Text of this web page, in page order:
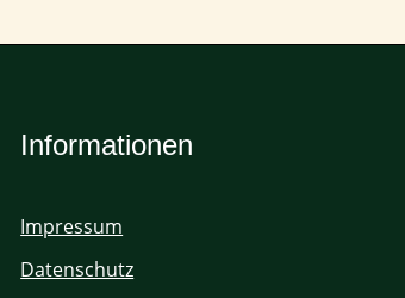
Informationen
Impressum
Datenschutz